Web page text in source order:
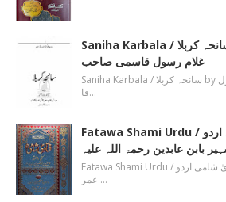
Saniha Karbala / سانحہ کربلا by شیخ الحدیث مولانا
غلام رسول قاسمی صاحب
Saniha Karbala / سانحہ کربلا by شیخ الحدیث مولانا غلام رسول
قا…
Fatawa Shami Urdu / فتاویٰ شامی اردوby امام
بابن عابدین رحمۃ اللہ علیہ
Fatawa Shami Urdu / فتاویٰ شامی اردو by امام محمد امین بن
عمر …